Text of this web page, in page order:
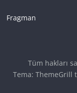
Fragman
Tüm hakları
Tema: ThemeGrill